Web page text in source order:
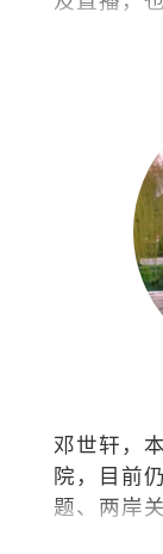
稿，针砭
邓世轩，
院，目前
题、两岸
治下的小